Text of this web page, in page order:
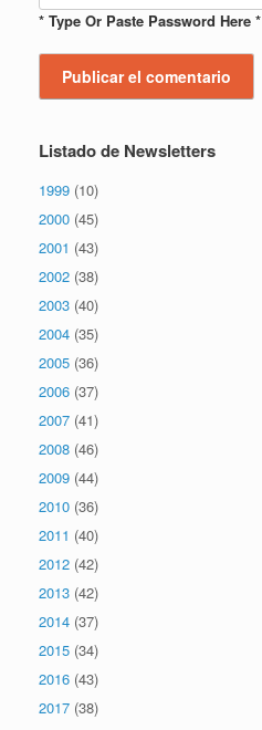
* Type Or Paste Password Here *
Listado de Newsletters
1999 (10)
2000 (45)
2001 (43)
2002 (38)
2003 (40)
2004 (35)
2005 (36)
2006 (37)
2007 (41)
2008 (46)
2009 (44)
2010 (36)
2011 (40)
2012 (42)
2013 (42)
2014 (37)
2015 (34)
2016 (43)
2017 (38)